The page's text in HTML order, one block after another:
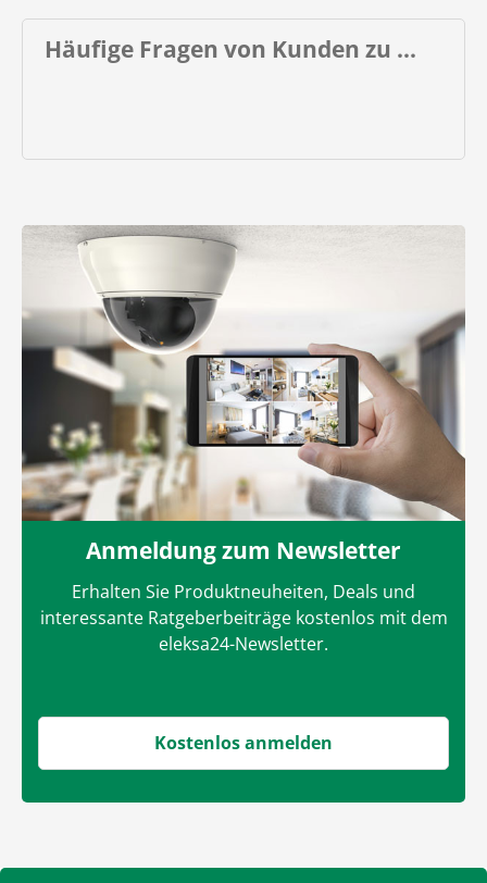
Häufige Fragen von Kunden zu ...
Anmeldung zum Newsletter
Erhalten Sie Produktneuheiten, Deals und
interessante Ratgeberbeiträge kostenlos mit dem
eleksa24-Newsletter.
Kostenlos anmelden